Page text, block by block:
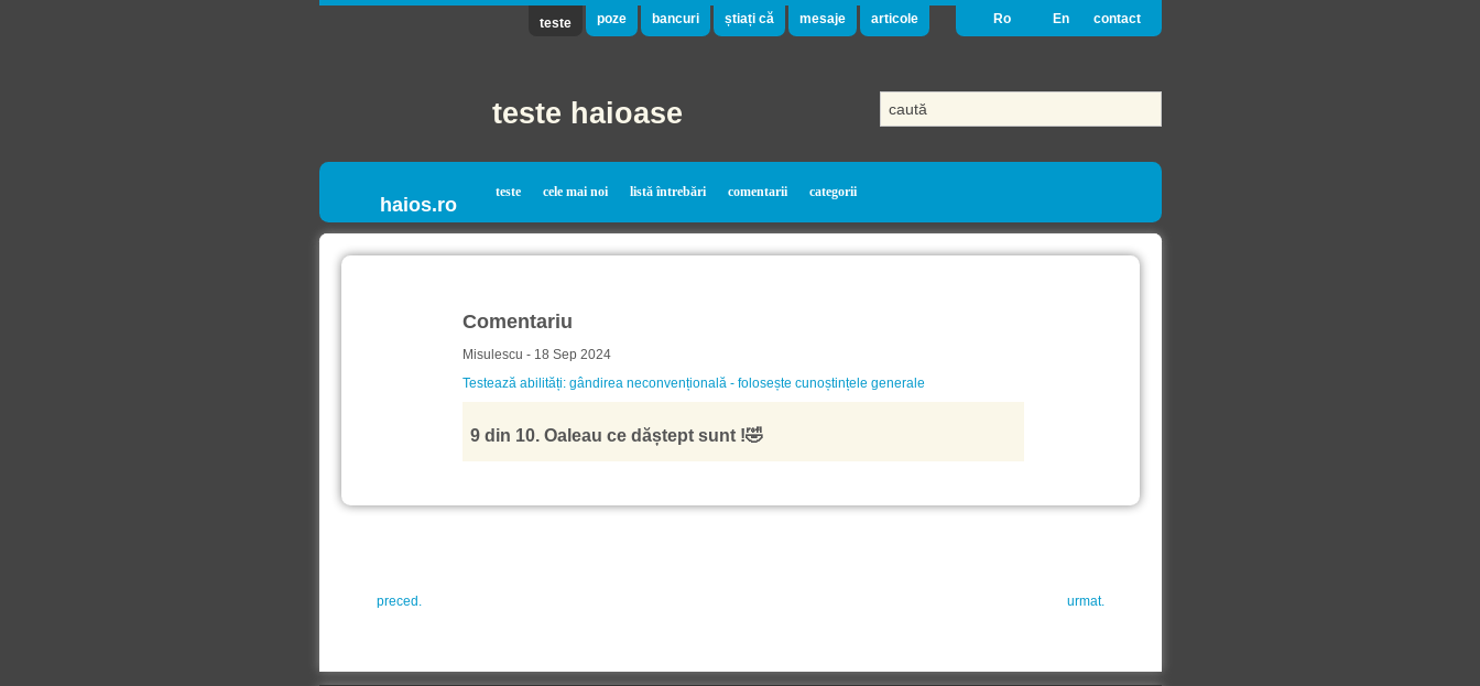
teste poze bancuri știați că mesaje articole Ro En contact
teste haioase
haios.ro
teste cele mai noi listă întrebări comentarii categorii
Comentariu
Misulescu - 18 Sep 2024
Testează abilități: gândirea neconvențională - folosește cunoștințele generale
9 din 10. Oaleau ce dăștept sunt !🤣
preced. urmat.